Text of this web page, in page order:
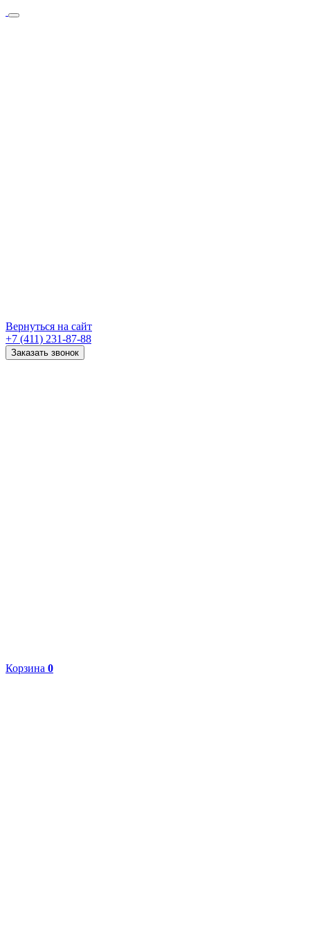
Вернуться на сайт
+7 (411) 231-87-88
Заказать звонок
Корзина 0